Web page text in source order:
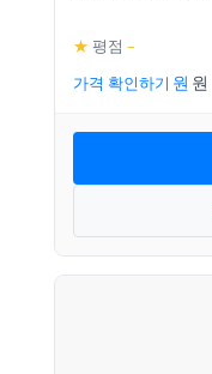
★ 평점 –
가격 확인하기